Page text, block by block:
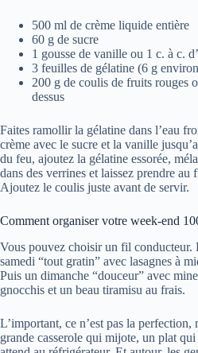
500 ml de crème liquide entière
60 g de sucre
1 gousse de vanille ou 1 c. à c.
3 feuilles de gélatine (6 g
200 g de coulis de fruits rouges
dessus
Faites ramollir la gélatine dans l’eau
crème avec le sucre et la vanille
du feu, ajoutez la gélatine essorée,
dans des verrines et laissez prendre au
Ajoutez le coulis juste avant de servir.
Comment organiser votre week-end
Vous pouvez choisir un fil conducteur.
samedi “tout gratin” avec lasagnes à
Puis un dimanche “douceur” avec
gnocchis et un beau tiramisu au frais.
L’important, ce n’est pas la perfection,
grande casserole qui mijote, un plat